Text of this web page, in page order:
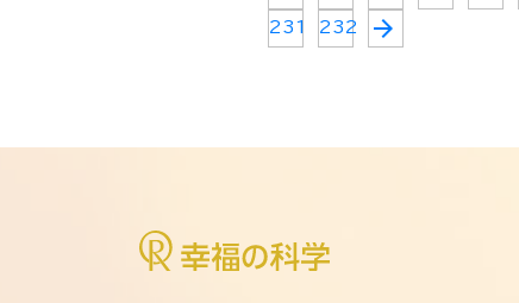
231 232 arrow_forward